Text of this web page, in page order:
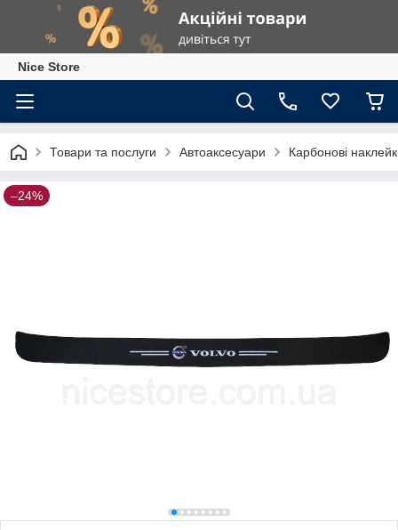
Nice Store
Товари та послуги Автоаксесуари Карбонові
–24%